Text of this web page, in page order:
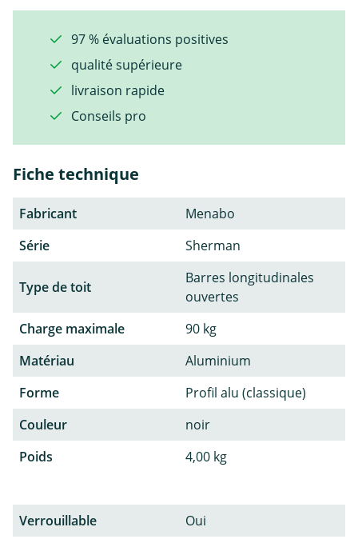
97 % évaluations positives
qualité supérieure
livraison rapide
Conseils pro
Fiche technique
Fabricant
Menabo
Série
Sherman
Type de toit
Barres longitudinales
ouvertes
Charge maximale
90 kg
Matériau
Aluminium
Forme
Profil alu (classique)
Couleur
noir
Poids
4,00 kg
Verrouillable
Oui